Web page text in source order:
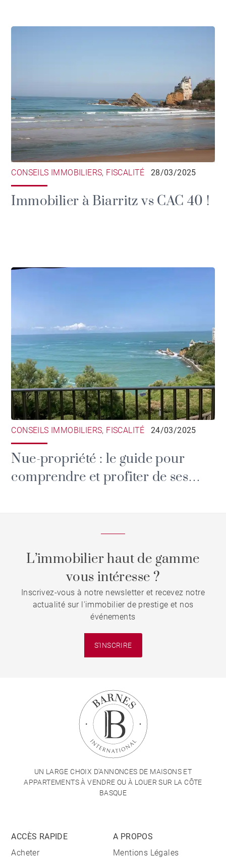
CONSEILS IMMOBILIERS, FISCALITÉ 28/03/2025
Immobilier à Biarritz vs CAC 40 !
CONSEILS IMMOBILIERS, FISCALITÉ 24/03/2025
Nue-propriété : le guide pour
comprendre et profiter de ses
L’immobilier haut de gamme
vous intéresse ?
Inscrivez-vous à notre newsletter et recevez notre
actualité sur l'immobilier de prestige et nos
événements
S'INSCRIRE
UN LARGE CHOIX D'ANNONCES DE MAISONS ET
APPARTEMENTS À VENDRE OU À LOUER SUR LA CÔTE
BASQUE
ACCÈS RAPIDE
Acheter
A PROPOS
Mentions Légales